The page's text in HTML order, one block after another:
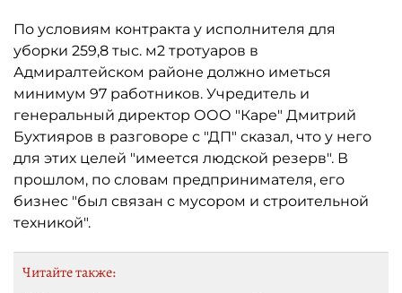
По условиям контракта у исполнителя для
уборки 259,8 тыс. м2 тротуаров в
Адмиралтейском районе должно иметься
минимум 97 работников. Учредитель и
генеральный директор ООО "Каре" Дмитрий
Бухтияров в разговоре с "ДП" сказал, что у него
для этих целей "имеется людской резерв". В
прошлом, по словам предпринимателя, его
бизнес "был связан с мусором и строительной
техникой".
Читайте также: